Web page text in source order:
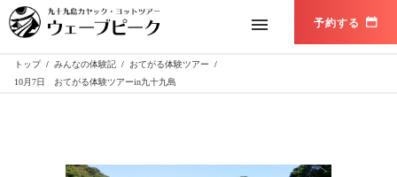
トップ / みんなの体験記 / おてがる体験ツアー
/
10月7日 おてがる体験ツアーin九十九島